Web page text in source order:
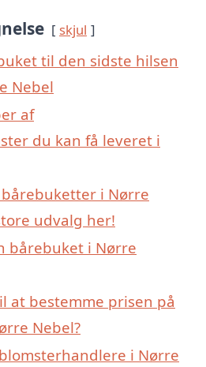
skjul
til den sidste hilsen
Nebel
af
du kan få leveret i
i Nørre
udvalg her!
bårebuket i Nørre
at bestemme prisen på
Nebel?
i Nørre